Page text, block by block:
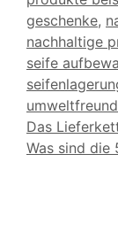
geschenke,
nachhaltige
seife
Das
Was sind die